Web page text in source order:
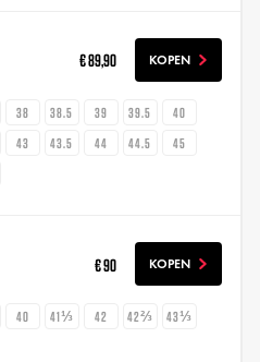
€ 89,90 KOPEN
38 38.5 39 39.5
40
43 43.5 44 44.5
45
€ 90 KOPEN
40 41⅓ 42 42⅔
43⅓